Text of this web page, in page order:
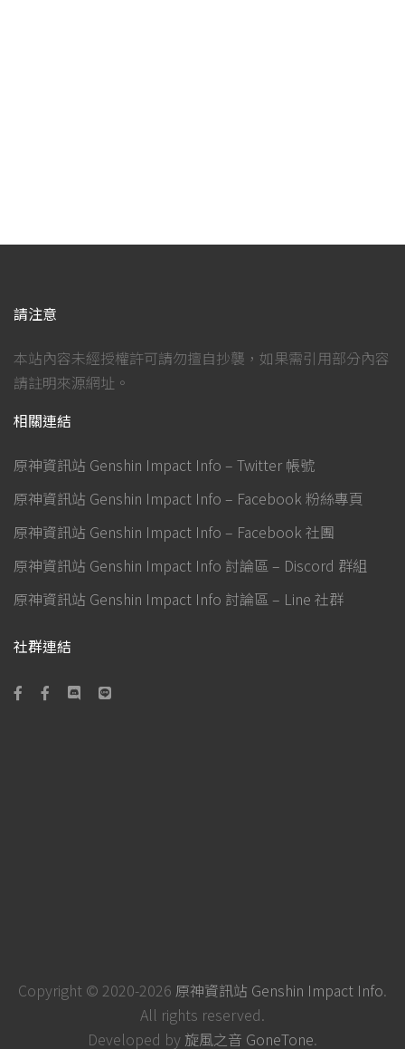
請注意
本站內容未經授權許可請勿擅自抄襲，如果需引用部分內容
請註明來源網址。
相關連結
原神資訊站 Genshin Impact Info – Twitter 帳號
原神資訊站 Genshin Impact Info – Facebook 粉絲專頁
原神資訊站 Genshin Impact Info – Facebook 社團
原神資訊站 Genshin Impact Info 討論區 – Discord 群組
原神資訊站 Genshin Impact Info 討論區 – Line 社群
社群連結
Copyright © 2020-2026 原神資訊站 Genshin Impact Info.
All rights reserved.
Developed by 旋風之音 GoneTone.